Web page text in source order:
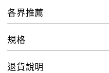
紀蔚然、李維菁、高翊峰
你還沒愛上的，也或許正
為人生中第一場新書分享
家一親芳澤，也能找到書櫃
各界推薦
規格
退貨說明